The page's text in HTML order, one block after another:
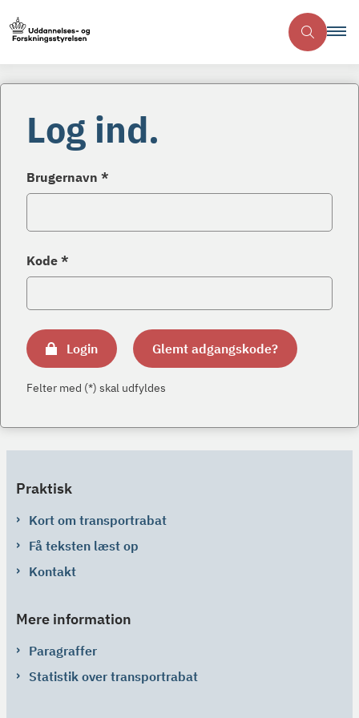
Log ind.
Brugernavn *
Kode *
Login Glemt adgangskode?
Felter med (*) skal udfyldes
Praktisk
Kort om transportrabat
Få teksten læst op
Kontakt
Mere information
Paragraffer
Statistik over transportrabat